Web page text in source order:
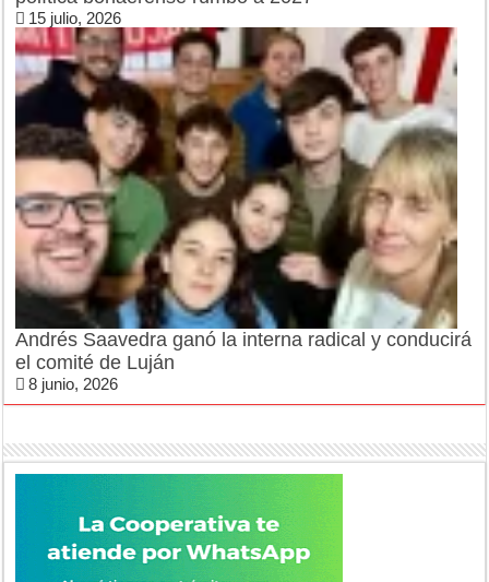
15 julio, 2026
Andrés Saavedra ganó la interna radical y conducirá
el comité de Luján
8 junio, 2026